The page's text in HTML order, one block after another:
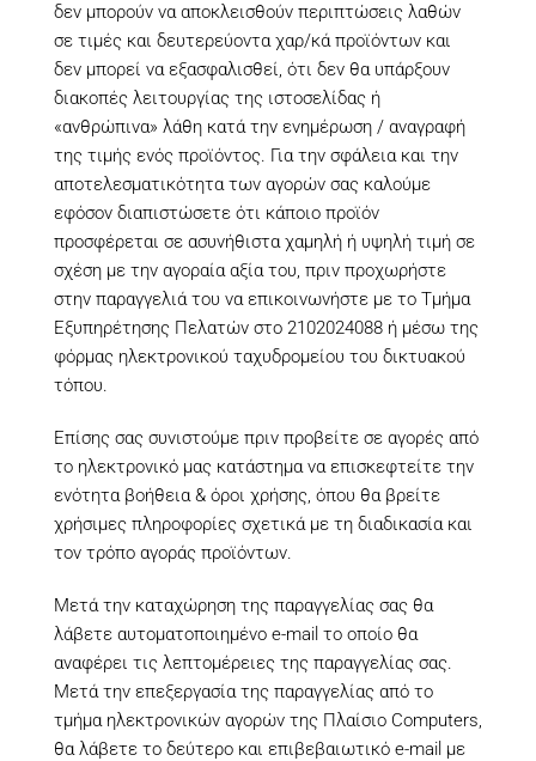
δεν μπορούν να αποκλεισθούν περιπτώσεις λαθών
σε τιμές και δευτερεύοντα χαρ/κά προϊόντων και
δεν μπορεί να εξασφαλισθεί, ότι δεν θα υπάρξουν
διακοπές λειτουργίας της ιστοσελίδας ή
«ανθρώπινα» λάθη κατά την ενημέρωση / αναγραφή
της τιμής ενός προϊόντος. Για την σφάλεια και την
αποτελεσματικότητα των αγορών σας καλούμε
εφόσον διαπιστώσετε ότι κάποιο προϊόν
προσφέρεται σε ασυνήθιστα χαμηλή ή υψηλή τιμή σε
σχέση με την αγοραία αξία του, πριν προχωρήστε
στην παραγγελιά του να επικοινωνήστε με το Τμήμα
Εξυπηρέτησης Πελατών στο 2102024088 ή μέσω της
φόρμας ηλεκτρονικού ταχυδρομείου του δικτυακού
τόπου.
Επίσης σας συνιστούμε πριν προβείτε σε αγορές από
το ηλεκτρονικό μας κατάστημα να επισκεφτείτε την
ενότητα βοήθεια & όροι χρήσης, όπου θα βρείτε
χρήσιμες πληροφορίες σχετικά με τη διαδικασία και
τον τρόπο αγοράς προϊόντων.
Μετά την καταχώρηση της παραγγελίας σας θα
λάβετε αυτοματοποιημένο e-mail το οποίο θα
αναφέρει τις λεπτομέρειες της παραγγελίας σας.
Μετά την επεξεργασία της παραγγελίας από το
τμήμα ηλεκτρονικών αγορών της Πλαίσιο Computers,
θα λάβετε το δεύτερο και επιβεβαιωτικό e-mail με